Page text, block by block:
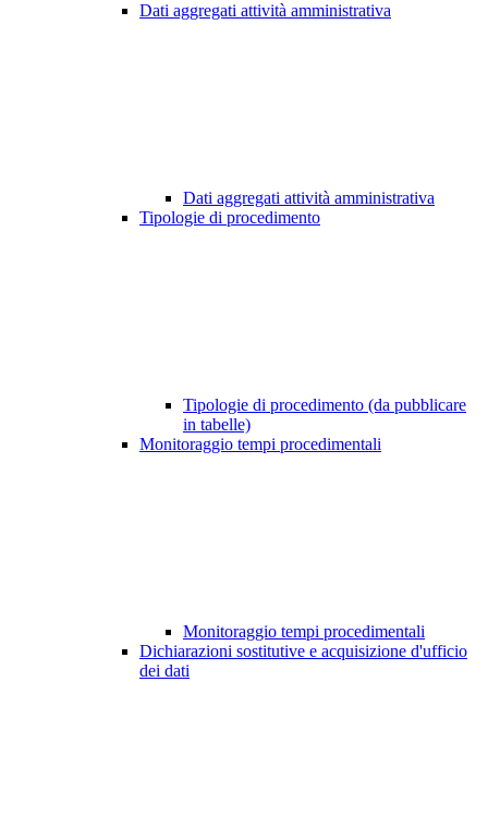
Dati aggregati attività amministrativa
Dati aggregati attività amministrativa
Tipologie di procedimento
Tipologie di procedimento (da pubblicare
in tabelle)
Monitoraggio tempi procedimentali
Monitoraggio tempi procedimentali
Dichiarazioni sostitutive e acquisizione d'ufficio
dei dati